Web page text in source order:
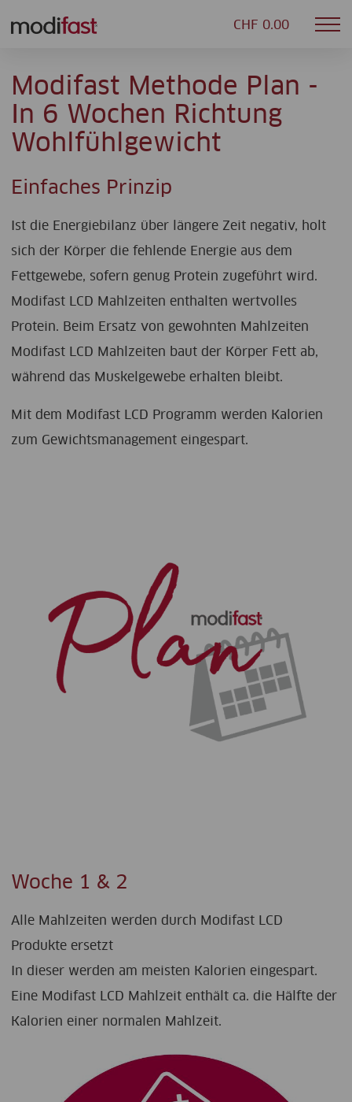
CHF 0.00
Modifast Methode Plan -
In 6 Wochen Richtung
Wohlfühlgewicht
Einfaches Prinzip
Ist die Energiebilanz über längere Zeit negativ, holt
sich der Körper die fehlende Energie aus dem
Fettgewebe, sofern genug Protein zugeführt wird.
Modifast LCD Mahlzeiten enthalten wertvolles
Protein. Beim Ersatz von gewohnten Mahlzeiten
Modifast LCD Mahlzeiten baut der Körper Fett ab,
während das Muskelgewebe erhalten bleibt.
Mit dem Modifast LCD Programm werden Kalorien
zum Gewichtsmanagement eingespart.
Woche 1 & 2
Alle Mahlzeiten werden durch Modifast LCD
Produkte ersetzt
In dieser werden am meisten Kalorien eingespart.
Eine Modifast LCD Mahlzeit enthält ca. die Hälfte der
Kalorien einer normalen Mahlzeit.